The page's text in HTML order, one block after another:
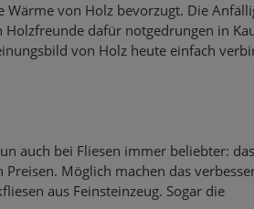
von Holz bevorzugt. Die
dafür notgedrungen in
von Holz heute einfach
auch bei Fliesen immer beliebter: das
Möglich machen das
aus Feinsteinzeug. Sogar die